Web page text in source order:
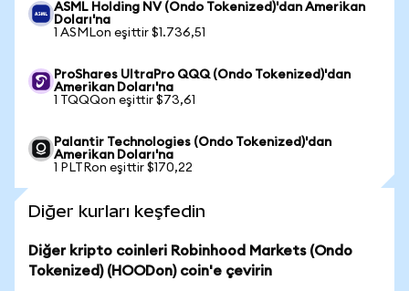
ASML Holding NV (Ondo Tokenized)'dan Amerikan
Doları'na
1 ASMLon eşittir $1.736,51
ProShares UltraPro QQQ (Ondo Tokenized)'dan
Amerikan Doları'na
1 TQQQon eşittir $73,61
Palantir Technologies (Ondo Tokenized)'dan
Amerikan Doları'na
1 PLTRon eşittir $170,22
Diğer kurları keşfedin
Diğer kripto coinleri Robinhood Markets (Ondo
Tokenized) (HOODon) coin'e çevirin